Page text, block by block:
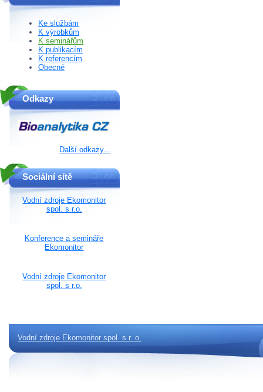
Ke službám
K výrobkům
K seminářům
K publikacím
K referencím
Obecné
Odkazy
Další odkazy...
Sociální sítě
Vodní zdroje Ekomonitor
spol. s r.o.
Konference a semináře
Ekomonitor
Vodní zdroje Ekomonitor
spol. s r.o.
Vodní zdroje Ekomonitor spol. s r. o.